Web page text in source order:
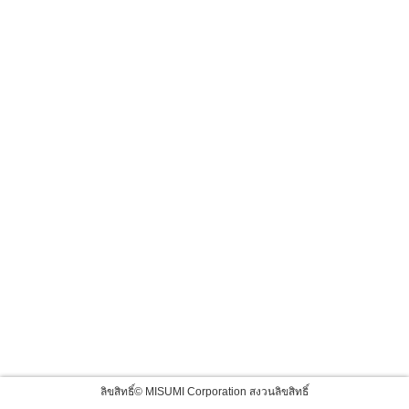
ลิขสิทธิ์© MISUMI Corporation สงวนลิขสิทธิ์